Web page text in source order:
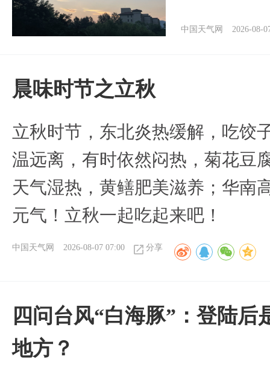
中国天气网 2026-08-
晨味时节之立秋
立秋时节，东北炎热缓解，吃饺
温远离，有时依然闷热，菊花豆
天气湿热，黄鳝肥美滋养；华南
元气！立秋一起吃起来吧！
中国天气网 2026-08-07 07:00 分享
四问台风“白海豚”：登陆
地方？